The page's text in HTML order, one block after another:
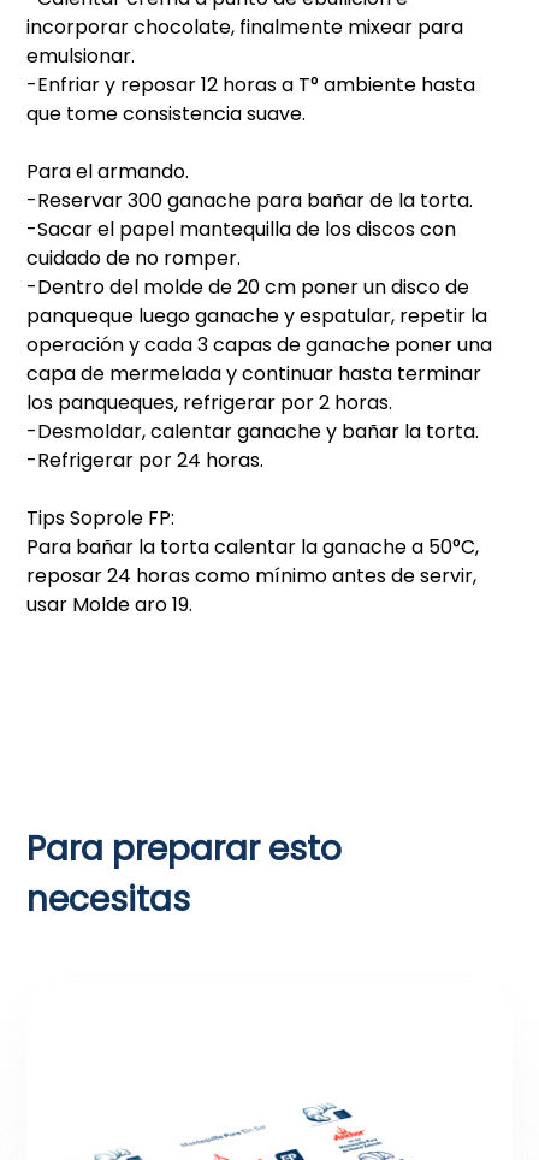
incorporar chocolate, finalmente mixear para
emulsionar.
-Enfriar y reposar 12 horas a T° ambiente hasta
que tome consistencia suave.
Para el armando.
-Reservar 300 ganache para bañar de la torta.
-Sacar el papel mantequilla de los discos con
cuidado de no romper.
-Dentro del molde de 20 cm poner un disco de
panqueque luego ganache y espatular, repetir la
operación y cada 3 capas de ganache poner una
capa de mermelada y continuar hasta terminar
los panqueques, refrigerar por 2 horas.
-Desmoldar, calentar ganache y bañar la torta.
-Refrigerar por 24 horas.
Tips Soprole FP:
Para bañar la torta calentar la ganache a 50°C,
reposar 24 horas como mínimo antes de servir,
usar Molde aro 19.
Para preparar esto
necesitas